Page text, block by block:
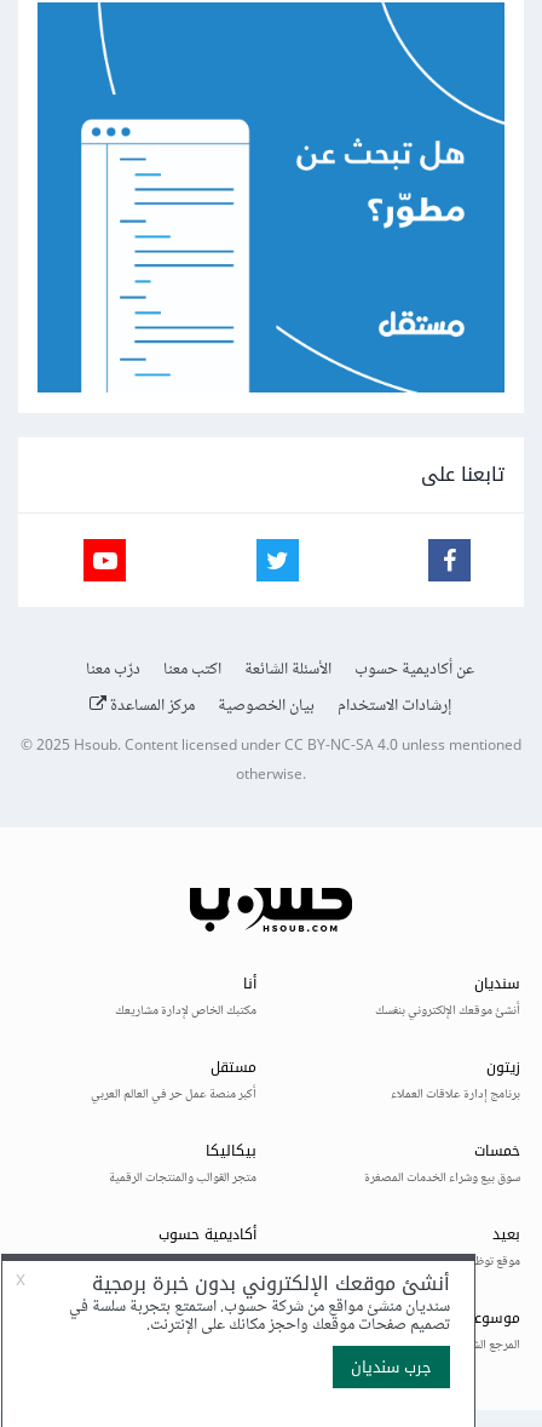
تابعنا على
عن أكاديمية حسوب الأسئلة الشائعة اكتب معنا
درّب معنا
إرشادات الاستخدام
بيان الخصوصية مركز المساعدة
© 2025Hsoub.Content licensed underCC BY-NC-SA 4.0unless mentioned
otherwise.